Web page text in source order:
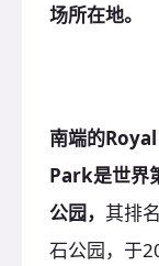
场所在地。
南端的
Park是世界
公园， 其排
石公园，于